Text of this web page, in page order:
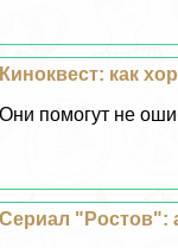
Киноквест: как
Они помогут не
Сериал "Ростов":